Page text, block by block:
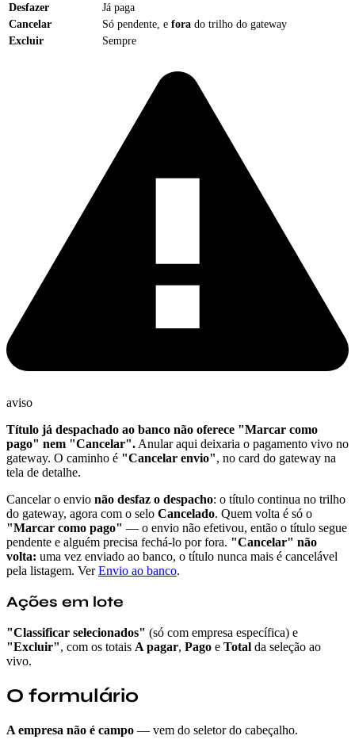
Desfazer
Já paga
Cancelar
Só pendente, e fora do trilho do gateway
Excluir
Sempre
aviso
Título já despachado ao banco não oferece "Marcar como
pago" nem "Cancelar".Anular aqui deixaria o pagamento vivo no
gateway. O caminho é "Cancelar envio", no card do gateway na
tela de detalhe.
Cancelar o envio não desfaz o despacho: o título continua no trilho
do gateway, agora com o selo Cancelado. Quem volta é só o
"Marcar como pago" — o envio não efetivou, então o título segue
pendente e alguém precisa fechá-lo por fora. "Cancelar" não
volta: uma vez enviado ao banco, o título nunca mais é cancelável
pela listagem. VerEnvio ao banco.
Ações em lote
"Classificar selecionados" (só com empresa específica) e
"Excluir", com os totais A pagar, Pago e Total da seleção ao
vivo.
O formulário
A empresa não é campo — vem do seletor do cabeçalho.